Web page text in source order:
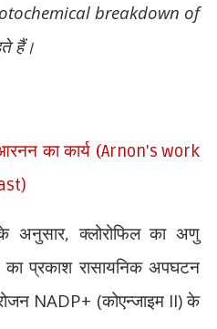
breakdown of
हैं।
का कार्य (Arnon's work
अनुसार,क्लोरोफिल का अणु
प्रकाश रासायनिक अपघटन
NADP+ (कोएन्जाइम II)के